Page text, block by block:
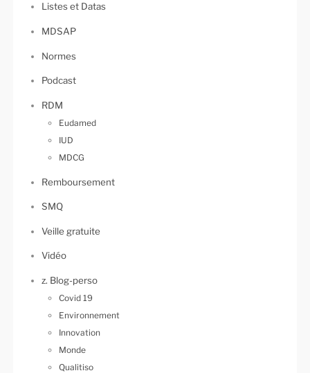
Listes et Datas
MDSAP
Normes
Podcast
RDM
Eudamed
IUD
MDCG
Remboursement
SMQ
Veille gratuite
Vidéo
z. Blog-perso
Covid 19
Environnement
Innovation
Monde
Qualitiso